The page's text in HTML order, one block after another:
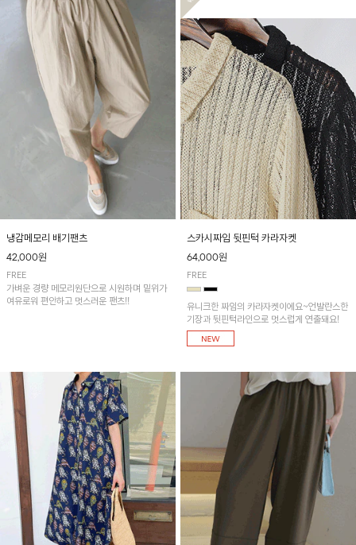
냉감메모리 배기팬츠
42,000원
FREE
가벼운 경량 메모리원단으로 시원하며 밑위가
여유로워 편안하고 멋스러운 팬츠!!
스카시짜임 뒷핀턱 카라자켓
64,000원
FREE
유니크한 짜임의 카라자켓이에요~언발란스한
기장과 뒷핀턱라인으로 멋스럽게 연출돼요!